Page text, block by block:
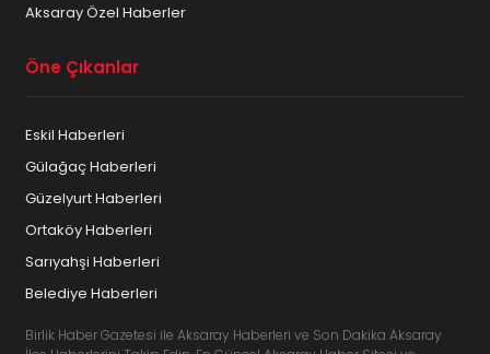
Aksaray Özel Haberler
Öne Çıkanlar
Eskil Haberleri
Gülağaç Haberleri
Güzelyurt Haberleri
Ortaköy Haberleri
Sarıyahşi Haberleri
Belediye Haberleri
Birlik Haber Gazetesi ile Aksaray Haberleri ve Son Dakika Aksaray